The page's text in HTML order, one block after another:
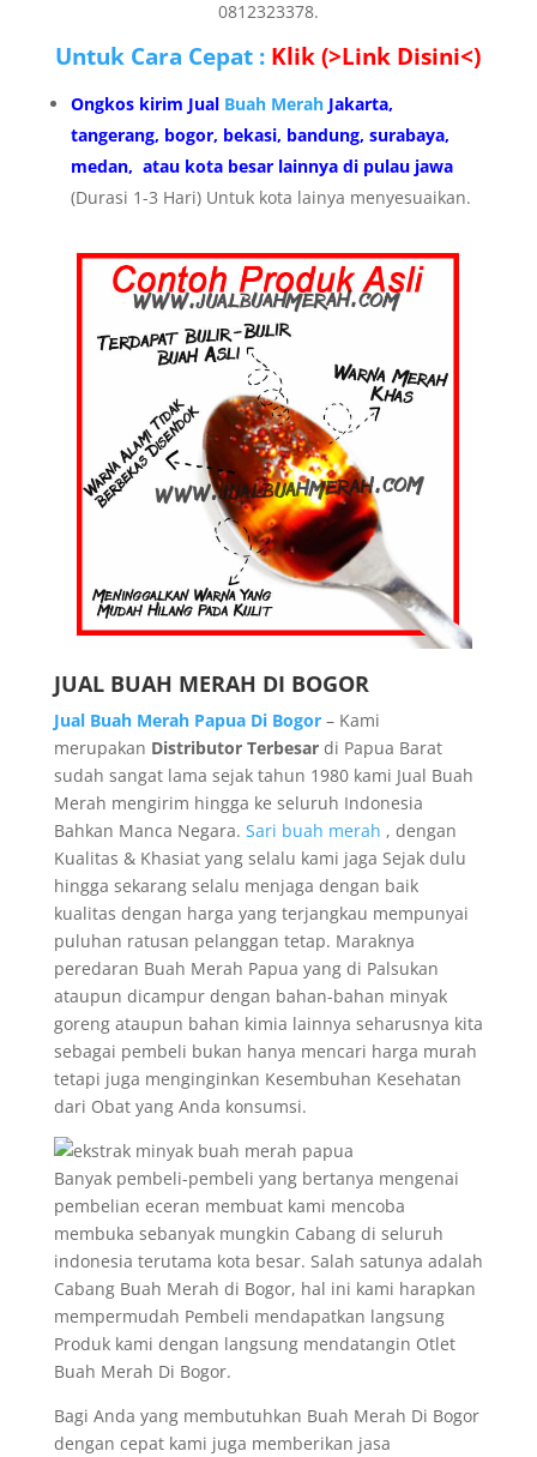
0812323378.
Untuk Cara Cepat : Klik (>Link Disini<)
Ongkos kirim Jual Buah MerahJakarta,
tangerang, bogor, bekasi, bandung, surabaya,
medan, atau kota besar lainnya di pulau jawa
(Durasi 1-3 Hari) Untuk kota lainya menyesuaikan.
JUAL BUAH MERAH DI BOGOR
Jual Buah Merah Papua Di Bogor– Kami
merupakan Distributor Terbesardi Papua Barat
sudah sangat lama sejak tahun 1980 kami Jual Buah
Merah mengirim hingga ke seluruh Indonesia
Bahkan Manca Negara. Sari buah merah , dengan
Kualitas & Khasiat yang selalu kami jaga Sejak dulu
hingga sekarang selalu menjaga dengan baik
kualitas dengan harga yang terjangkau mempunyai
puluhan ratusan pelanggan tetap. Maraknya
peredaran Buah Merah Papua yang di Palsukan
ataupun dicampur dengan bahan-bahan minyak
goreng ataupun bahan kimia lainnya seharusnya kita
sebagai pembeli bukan hanya mencari harga murah
tetapi juga menginginkan Kesembuhan Kesehatan
dari Obat yang Anda konsumsi.
Banyak pembeli-pembeli yang bertanya mengenai
pembelian eceran membuat kami mencoba
membuka sebanyak mungkin Cabang di seluruh
indonesia terutama kota besar. Salah satunya adalah
Cabang Buah Merah di Bogor, hal ini kami harapkan
mempermudah Pembeli mendapatkan langsung
Produk kami dengan langsung mendatangin Otlet
Buah Merah Di Bogor.
Bagi Anda yang membutuhkan Buah Merah Di Bogor
dengan cepat kami juga memberikan jasa